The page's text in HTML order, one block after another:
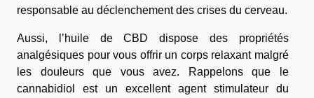
responsable au déclenchement des crises du cerveau.
Aussi, l’huile de CBD dispose des propriétés
analgésiques pour vous offrir un corps relaxant malgré
les douleurs que vous avez. Rappelons que le
cannabidiol est un excellent agent stimulateur du